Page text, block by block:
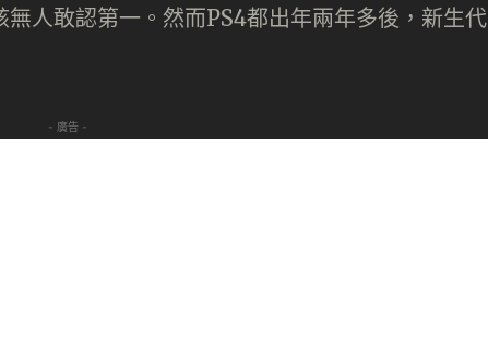
人敢認第一。然而PS4都出年兩年多後，新生代
- 廣告 -